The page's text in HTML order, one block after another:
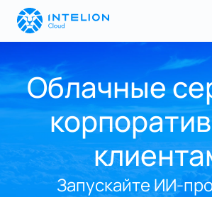
Облачные
Запускайте